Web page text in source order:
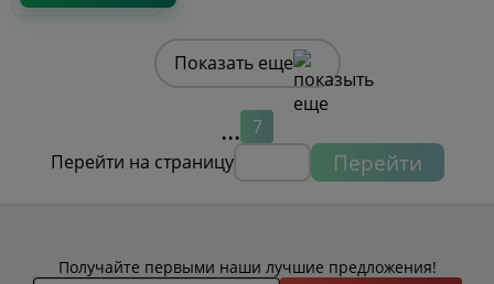
Показать еще
... 7
Перейти на страницу
Перейти
Получайте первыми наши лучшие предложения!